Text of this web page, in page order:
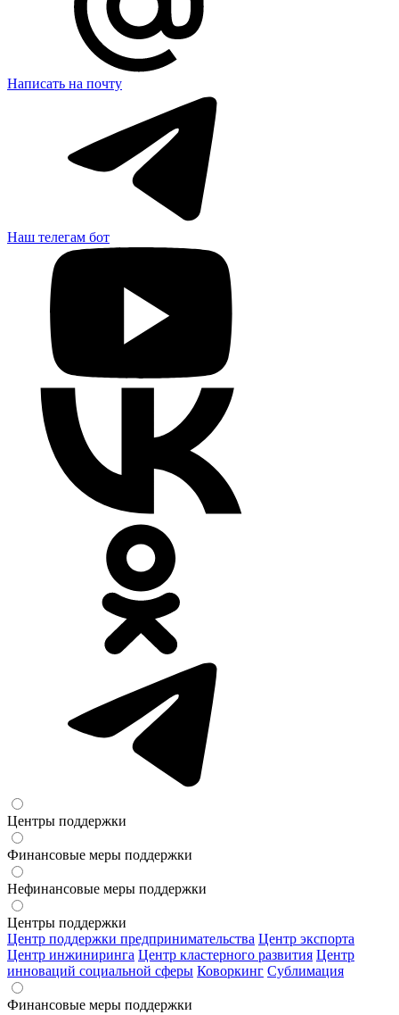
Написать на почту
Наш телегам бот
Центры поддержки
Финансовые меры поддержки
Нефинансовые меры поддержки
Центры поддержки
Центр поддержки предпринимательства Центр экспорта
Центр инжиниринга Центр кластерного развития Центр
инноваций социальной сферы Коворкинг Сублимация
Финансовые меры поддержки